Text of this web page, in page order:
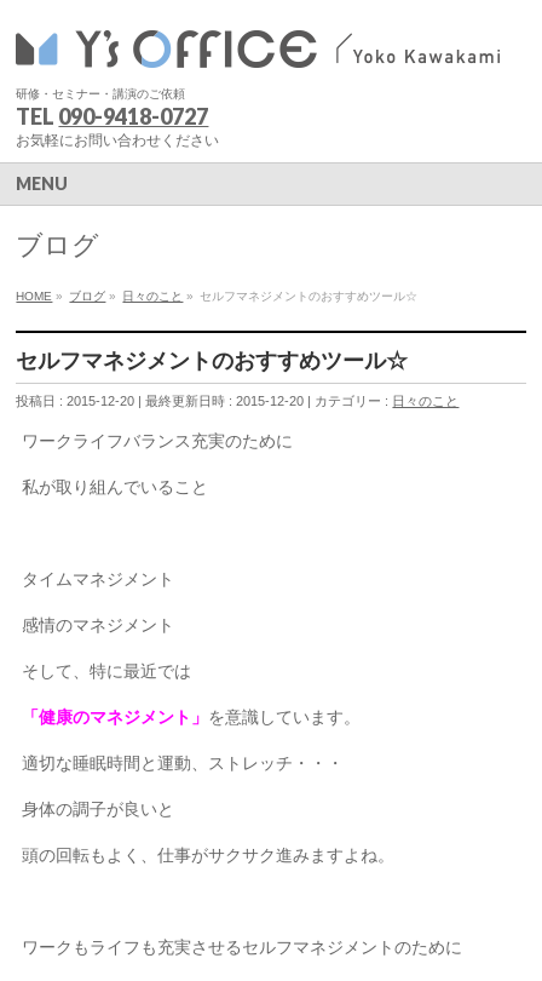
研修・セミナー・講演のご依頼
TEL 090-9418-0727
お気軽にお問い合わせください
MENU
ブログ
HOME » ブログ » 日々のこと » セルフマネジメントのおすすめツール☆
セルフマネジメントのおすすめツール☆
投稿日 : 2015-12-20 最終更新日時 : 2015-12-20 カテゴリー : 日々のこと
ワークライフバランス充実のために
私が取り組んでいること
タイムマネジメント
感情のマネジメント
そして、特に最近では
「健康のマネジメント」 を意識しています。
適切な睡眠時間と運動、ストレッチ・・・
身体の調子が良いと
頭の回転もよく、仕事がサクサク進みますよね。
ワークもライフも充実させるセルフマネジメントのために